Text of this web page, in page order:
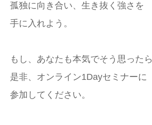
孤独に向き合い、生き抜く強さを
手に入れよう。
もし、あなたも本気でそう思ったら
是非、オンライン1Dayセミナーに
参加してください。